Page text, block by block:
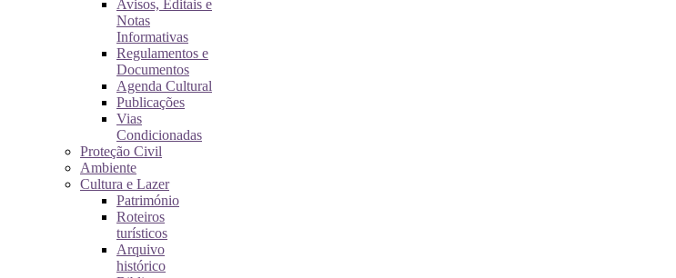
Avisos, Editais e
Notas
Informativas
Regulamentos e
Documentos
Agenda Cultural
Publicações
Vias
Condicionadas
Proteção Civil
Ambiente
Cultura e Lazer
Património
Roteiros
turísticos
Arquivo
histórico